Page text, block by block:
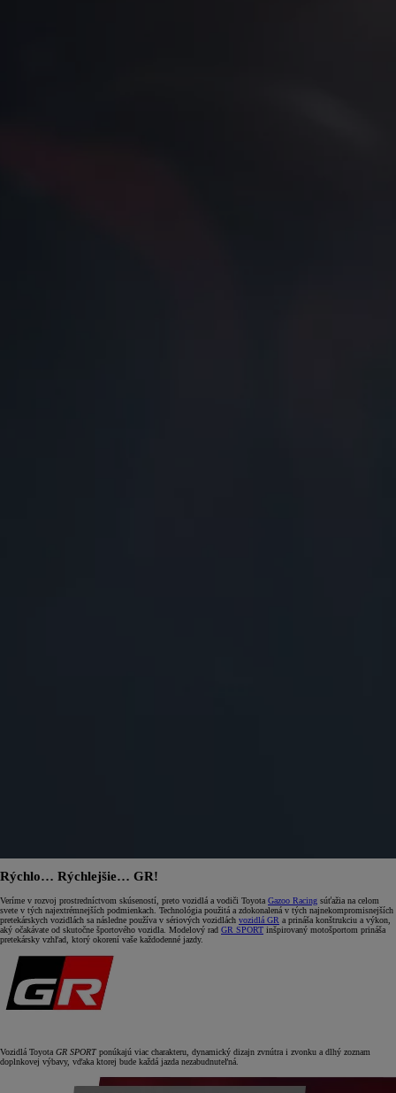
Rýchlo… Rýchlejšie… GR!
Veríme v rozvoj prostredníctvom skúseností, preto vozidlá a vodiči Toyota Gazoo Racing súťažia na celom
svete v tých najextrémnejších podmienkach. Technológia použitá a zdokonalená v tých najnekompromisnejších
pretekárskych vozidlách sa následne používa v sériových vozidlách vozidlá GR a prináša konštrukciu a výkon,
aký očakávate od skutočne športového vozidla. Modelový rad GR SPORT inšpirovaný motošportom prináša
pretekársky vzhľad, ktorý okorení vaše každodenné jazdy.
Vozidlá Toyota GR SPORT ponúkajú viac charakteru, dynamický dizajn zvnútra i zvonku a dlhý zoznam
doplnkovej výbavy, vďaka ktorej bude každá jazda nezabudnuteľná.